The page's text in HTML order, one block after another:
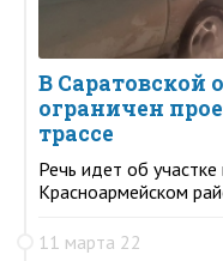
В Саратовской
ограничен
трассе
Речь идет об
Красноармейском
11 марта 22